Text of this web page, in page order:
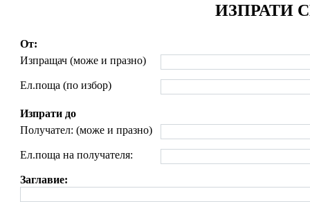
ИЗПРАТИ
От:
Изпращач (може и празно)
Ел.поща (по избор)
Изпрати до
Получател: (може и празно)
Ел.поща на получателя:
Заглавие: